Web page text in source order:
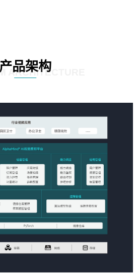
产品架构
ARCHITECTURE